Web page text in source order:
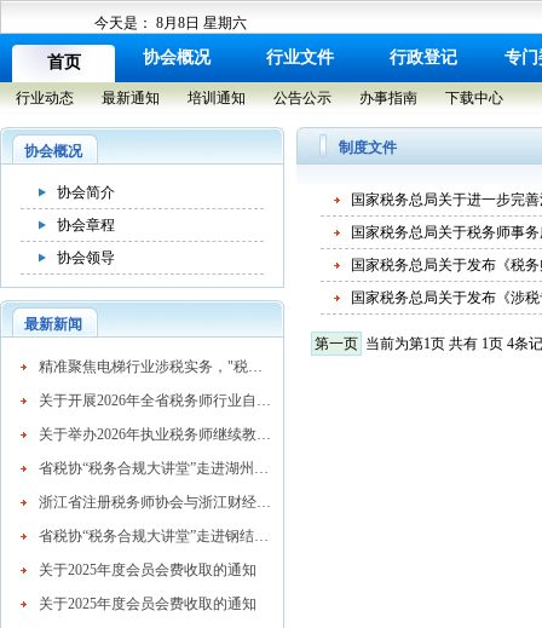
今天是： 8月8日 星期六
首页 协会概况 行业文件 行政登记 专门
行业动态 最新通知 培训通知 公告公示 办事指南 下载中心
协会概况
协会简介
协会章程
协会领导
最新新闻
​精准聚焦电梯行业涉税实务，"税务合规大讲堂"走进湖州市电梯行业协会
关于开展2026年全省税务师行业自律检查工作的通知
关于举办2026年执业税务师继续教育网络培训班的通知
省税协“税务合规大讲堂”走进湖州混凝土行业
浙江省注册税务师协会与浙江财经大学续签战略合作协议 共育高素质税务人才
省税协“税务合规大讲堂”走进钢结构行业协会精准赋能企业高质量发展
关于2025年度会员会费收取的通知
关于2025年度会员会费收取的通知
制度文件
国家税务总局关于进一步完
国家税务总局关于税务师事
国家税务总局关于发布《税
国家税务总局关于发布《涉
第一页 当前为第1页 共有 1页 4条